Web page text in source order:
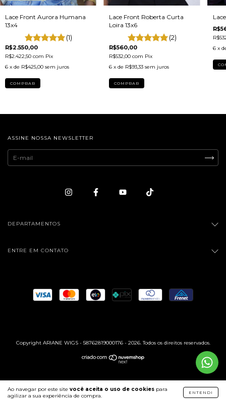
Ao navegar por este site você aceita o uso de cookies para
agilizar a sua experiência de compra.
ENTENDI
Lace Front Aurora Humana
13x4
(1)
R$2.550,00
R$2.422,50 com Pix
6 x de R$425,00 sem juros
COMPRAR
Lace Front Roberta Curta
Loira 13x6
(2)
R$560,00
R$532,00 com Pix
6 x de R$93,33 sem juros
COMPRAR
6 x
ASSINE NOSSA NEWSLETTER
DEPARTAMENTOS
ENTRE EM CONTATO
Copyright ARIANE WIGS - 58762819000176 - 2026. Todos os direitos reservados.